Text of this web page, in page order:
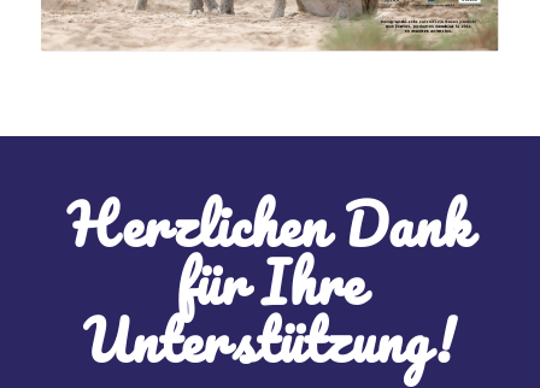
Herzlichen Dank
für Ihre
Unterstützung!